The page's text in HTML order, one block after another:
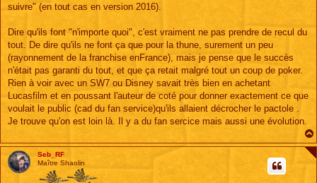
suivre" (en tout cas en version 2016).
Dire qu'ils font "n'importe quoi", c'est vraiment ne pas prendre de recul du
tout. De dire qu'ils ne font ça que pour la thune, surement un peu
(rayonnement de la franchise enFrance), mais je pense que le succès
n'était pas garanti du tout, et que ça retait malgré tout un coup de poker.
Rien à voir avec un SW7 ou Disney savait très bien en achetant
Lucasfilm et en poussant l'auteur de coté pour donner exactement ce que
voulait le public (cad du fan service)qu'ils allaient décrocher le pactole .
Je trouve qu'on est loin là. Il y a du fan sercice mais aussi une évolution.
Seb_RF
Maître Shaolin